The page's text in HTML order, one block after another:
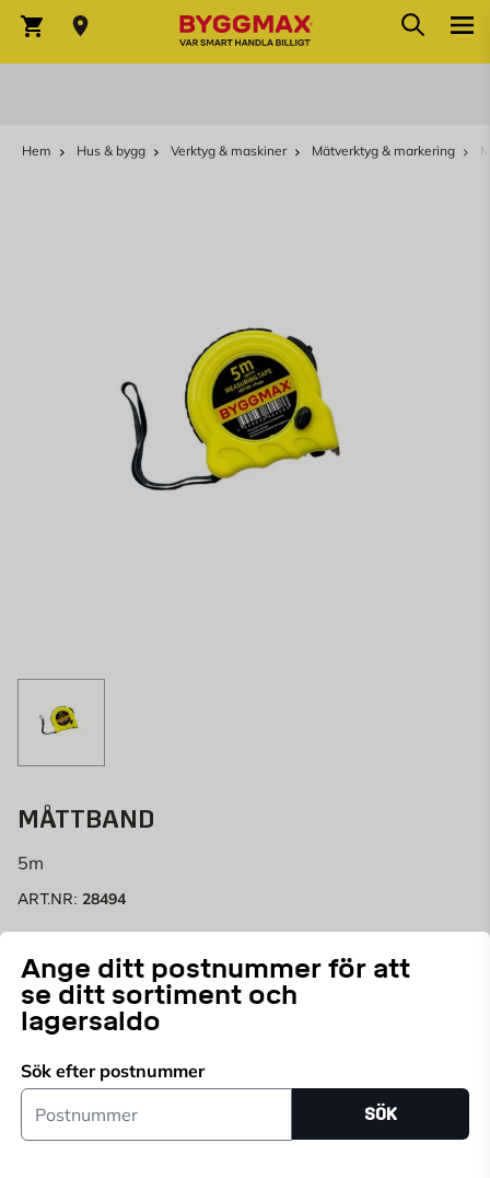
Ange ditt postnummer för att
se ditt sortiment och
lagersaldo
Sök efter postnummer
Postnummer
SÖK
Varukorg Sök
Hem Hus & bygg Verktyg & maskiner Mätverktyg & markering
MÅTTBAND
5m
ART.NR: 28494
låsningsfunktion i metall, 5 meter.
Välj butik för att se lagerstatus